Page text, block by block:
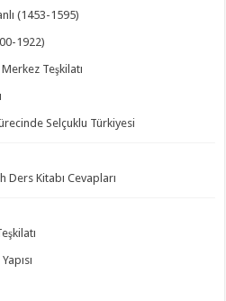
(1453-1595)
1922)
Teşkilatı
Selçuklu Türkiyesi
Ders Kitabı Cevapları